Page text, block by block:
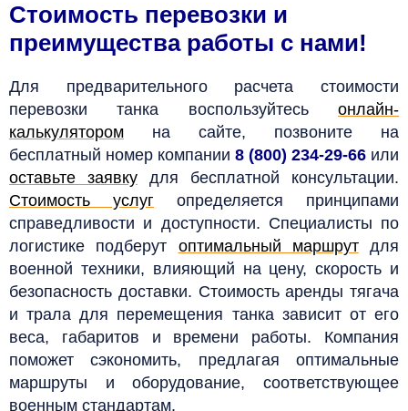
Стоимость перевозки и
преимущества работы с нами!
Для предварительного расчета стоимости
перевозки танка воспользуйтесь онлайн-
калькулятором на сайте, позвоните на
бесплатный номер компании 8 (800) 234-29-66 или
оставьте заявку для бесплатной консультации.
Стоимость услуг определяется принципами
справедливости и доступности. Специалисты по
логистике подберут оптимальный маршрутдля
военной техники, влияющий на цену, скорость и
безопасность доставки. Стоимость аренды тягача
и трала для перемещения танка зависит от его
веса, габаритов и времени работы. Компания
поможет сэкономить, предлагая оптимальные
маршруты и оборудование, соответствующее
военным стандартам.